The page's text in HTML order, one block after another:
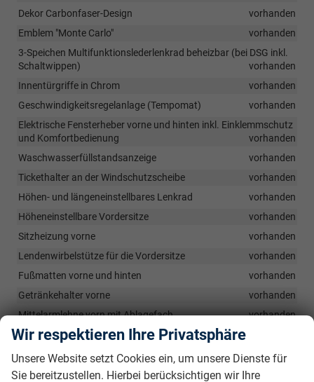
Dekor Carbonfaser-Design
vorhanden
Emblem "Monte Carlo"
vorhanden
3-Speichen Multifunktionslederlenkrad beheizbar (bei DSG inkl.
Schaltwippen)
vorhanden
Innentürgriffe in Chrom
vorhanden
Geschwindigkeitsregelanlage (Tempomat)
vorhanden
Elektrische Fensterheber vorne und hinten inkl. Einklemmschutz
und Komfortbedienung
vorhanden
Waschwasserfüllstandsanzeige
vorhanden
Tickethalter an der Windschutzscheibe
vorhanden
Höhen- und längeneinstellbares Lenkrad
vorhanden
Höheneinstellbare Vordersitze
vorhanden
Sitzheizung vorne
vorhanden
Lendenwirbelstütze für die Vordersitze
vorhanden
Fußmatten vorne und hinten
vorhanden
Getränkehalter vorne
vorhanden
Mittelarmlehne vorn mit Ablagefach
vorhanden
Ablagetaschen in den Vordersitzrückenlehnen
Rücksitzbank ungeteilt, Rückenlehnen geteilt umklappbar
Wir respektieren Ihre Privatsphäre
Unsere Website setzt Cookies ein, um unsere Dienste für
Sie bereitzustellen. Hierbei berücksichtigen wir Ihre